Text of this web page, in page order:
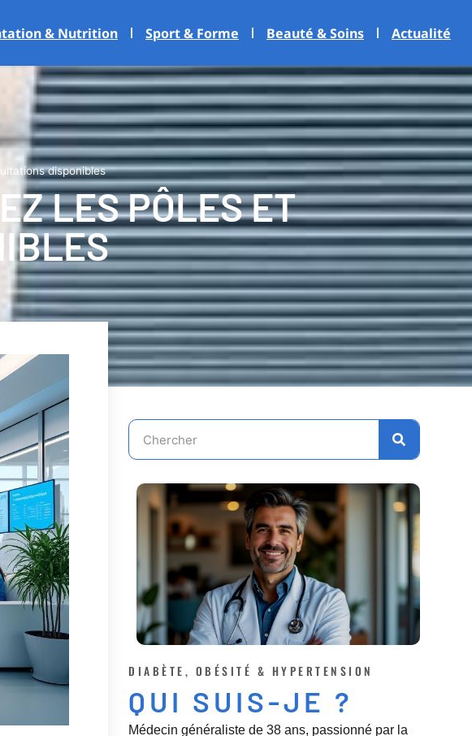
& Nutrition Sport & Forme Beauté & Soins Actualité
disponibles
LES PÔLES ET
DIABÈTE, OBÉSITÉ & HYPERTENSION
QUI SUIS-JE ?
Médecin généraliste de 38 ans, passionné par la